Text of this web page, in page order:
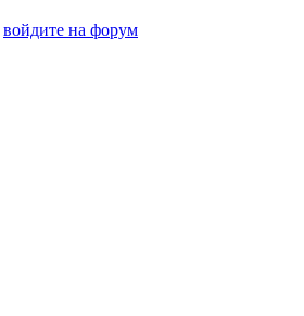
войдите на форум